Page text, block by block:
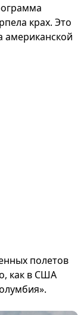
крах. Это
американской
полетов
как в США